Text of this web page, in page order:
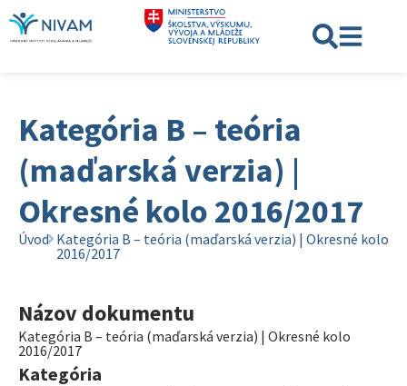
Kategória B – teória
(maďarská verzia) |
Okresné kolo 2016/2017
Úvod Kategória B – teória (maďarská verzia) | Okresné kolo
2016/2017
Názov dokumentu
Kategória B – teória (maďarská verzia) | Okresné kolo
2016/2017
Kategória